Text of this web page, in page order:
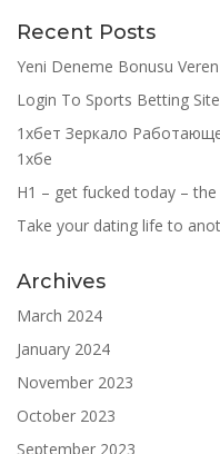
Recent Posts
Yeni Deneme Bonusu
Login To Sports Betting
1хбет Зеркало
1хбе
H1 – get fucked today –
Take your dating life to
Archives
March 2024
January 2024
November 2023
October 2023
September 2023